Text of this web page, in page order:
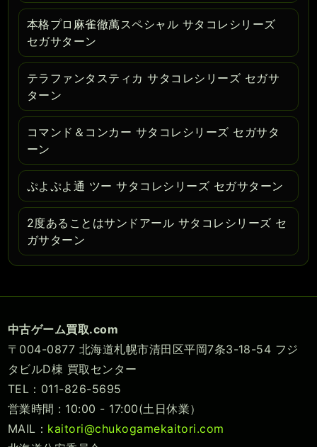
本格プロ麻雀徹萬スペシャル サタコレシリーズ
セガサターン
テラファンタスティカ サタコレシリーズ セガサ
ターン
コマンド＆コンカー サタコレシリーズ セガサタ
ーン
ぷよぷよ通 ツー サタコレシリーズ セガサターン
2度あることはサンドアール サタコレシリーズ セ
ガサターン
中古ゲーム買取.com
〒004-0877 北海道札幌市清田区平岡7条3-18-54 フジ
タビルD棟 買取センター
TEL：011-826-5695
営業時間 : 10:00 - 17:00(土日休業）
MAIL： kaitori@chukogamekaitori.com